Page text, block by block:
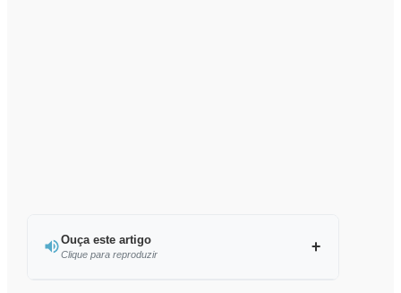
Ouça este artigo
Clique para reproduzir